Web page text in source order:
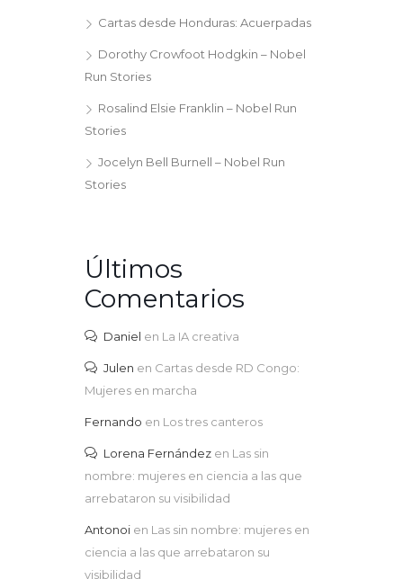
Cartas desde Honduras: Acuerpadas
Dorothy Crowfoot Hodgkin – Nobel
Run Stories
Rosalind Elsie Franklin – Nobel Run
Stories
Jocelyn Bell Burnell – Nobel Run
Stories
Últimos
Comentarios
Daniel en La IA creativa
Julen en Cartas desde RD Congo:
Mujeres en marcha
Fernando en Los tres canteros
Lorena Fernández en Las sin
nombre: mujeres en ciencia a las que
arrebataron su visibilidad
Antonoi en Las sin nombre: mujeres en
ciencia a las que arrebataron su
visibilidad